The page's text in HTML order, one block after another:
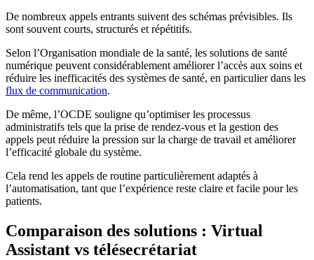
De nombreux appels entrants suivent des schémas prévisibles. Ils
sont souvent courts, structurés et répétitifs.
Selon l’Organisation mondiale de la santé, les solutions de santé
numérique peuvent considérablement améliorer l’accès aux soins et
réduire les inefficacités des systèmes de santé, en particulier dans les
flux de communication.
De même, l’OCDE souligne qu’optimiser les processus
administratifs tels que la prise de rendez-vous et la gestion des
appels peut réduire la pression sur la charge de travail et améliorer
l’efficacité globale du système.
Cela rend les appels de routine particulièrement adaptés à
l’automatisation, tant que l’expérience reste claire et facile pour les
patients.
Comparaison des solutions : Virtual
Assistant vs télésecrétariat